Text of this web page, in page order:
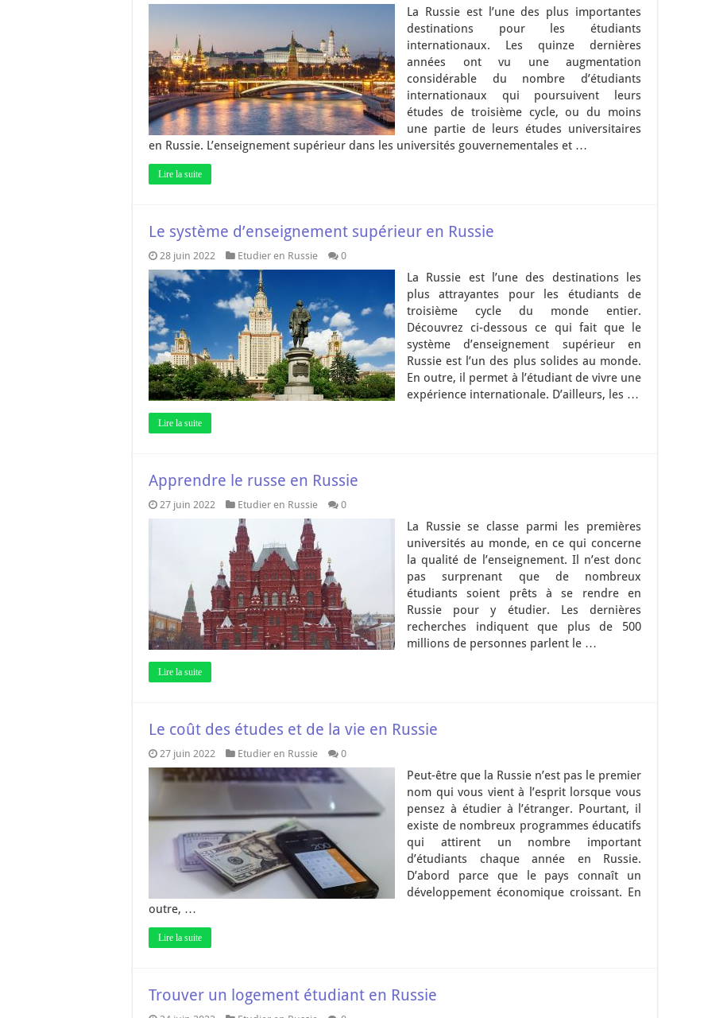
La Russie est l’une des plus importantes
destinations pour les étudiants
internationaux. Les quinze dernières
années ont vu une augmentation
considérable du nombre d’étudiants
internationaux qui poursuivent leurs
études de troisième cycle, ou du moins
une partie de leurs études universitaires
en Russie. L’enseignement supérieur dans les universités gouvernementales et …
Lire la suite
Le système d’enseignement supérieur en Russie
28 juin 2022 Etudier en Russie 0
La Russie est l’une des destinations les
plus attrayantes pour les étudiants de
troisième cycle du monde entier.
Découvrez ci-dessous ce qui fait que le
système d’enseignement supérieur en
Russie est l’un des plus solides au monde.
En outre, il permet à l’étudiant de vivre une
expérience internationale. D’ailleurs, les …
Lire la suite
Apprendre le russe en Russie
27 juin 2022 Etudier en Russie 0
La Russie se classe parmi les premières
universités au monde, en ce qui concerne
la qualité de l’enseignement. Il n’est donc
pas surprenant que de nombreux
étudiants soient prêts à se rendre en
Russie pour y étudier. Les dernières
recherches indiquent que plus de 500
millions de personnes parlent le …
Lire la suite
Le coût des études et de la vie en Russie
27 juin 2022 Etudier en Russie 0
Peut-être que la Russie n’est pas le premier
nom qui vous vient à l’esprit lorsque vous
pensez à étudier à l’étranger. Pourtant, il
existe de nombreux programmes éducatifs
qui attirent un nombre important
d’étudiants chaque année en Russie.
D’abord parce que le pays connaît un
développement économique croissant. En
outre, …
Lire la suite
Trouver un logement étudiant en Russie